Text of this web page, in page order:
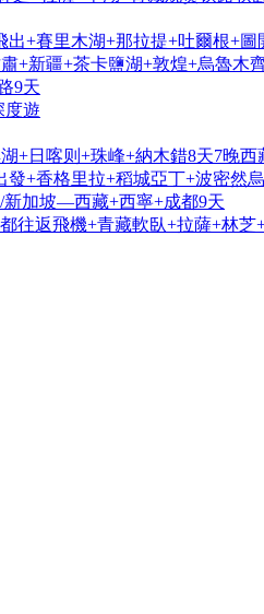
出+賽里木湖+那拉提+吐爾根+圖
+新疆+茶卡鹽湖+敦煌+烏魯木
9天
度遊
+日喀则+珠峰+納木錯8天7晚西
發+香格里拉+稻城亞丁+波密然
新加坡—西藏+西寧+成都9天
往返飛機+青藏軟臥+拉薩+林